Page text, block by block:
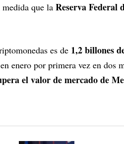
medida que la Reserva Federal
es de 1,2 billones
enero por primera vez en dos
el valor de mercado de